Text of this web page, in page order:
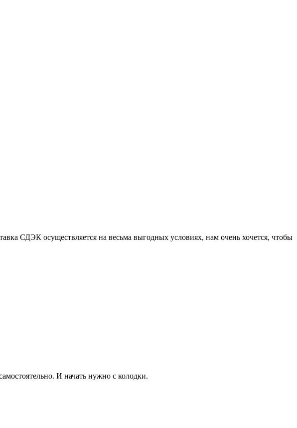
СДЭК осуществляется на весьма выгодных условиях, нам очень хочется, чтобы
И начать нужно с колодки.